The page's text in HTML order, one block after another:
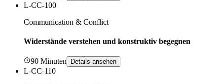
L-CC-100
Communication & Conflict
Widerstände verstehen und konstruktiv begegnen
90 Minuten Details ansehen
L-CC-110